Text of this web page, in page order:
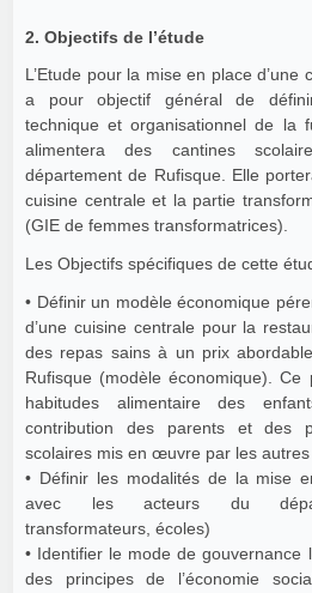
2. Objectifs de l’étude
L’Etude pour la mise en place d’une
a pour objectif général de
technique et organisationnel de la
alimentera des cantines
département de Rufisque. Elle
cuisine centrale et la partie
(GIE de femmes transformatrices).
Les Objectifs spécifiques de cette
• Définir un modèle économique
d’une cuisine centrale pour la
des repas sains à un prix
Rufisque (modèle économique).
habitudes alimentaire des
contribution des parents et des
scolaires mis en œuvre par les autres
• Définir les modalités de la mise
avec les acteurs du
transformateurs, écoles)
• Identifier le mode de
des principes de l’économie